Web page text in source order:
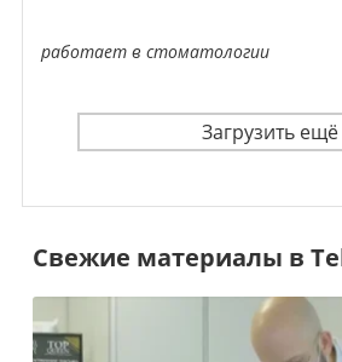
работает в стоматологии
Загрузить ещё
Свежие материалы в